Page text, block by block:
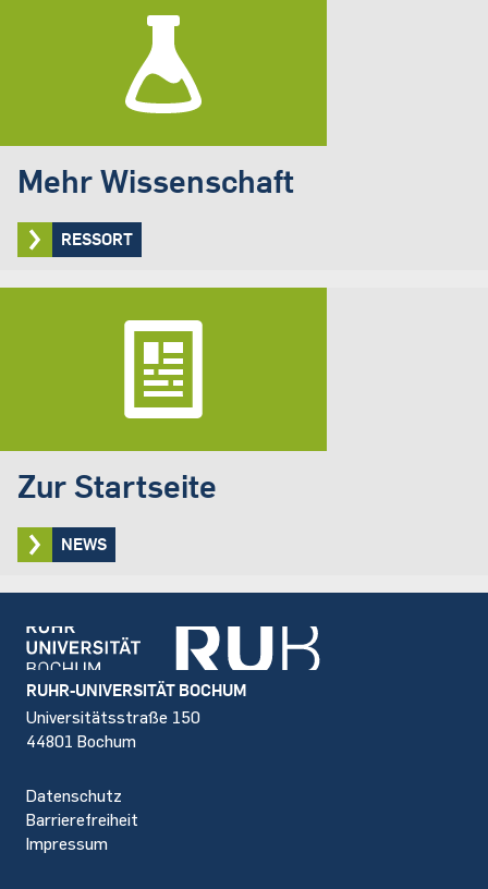
Mehr Wissenschaft
RESSORT
Zur Startseite
NEWS
Footer
RUHR-UNIVERSITÄT BOCHUM
Universitätsstraße 150
44801 Bochum
Datenschutz
Barrierefreiheit
Impressum